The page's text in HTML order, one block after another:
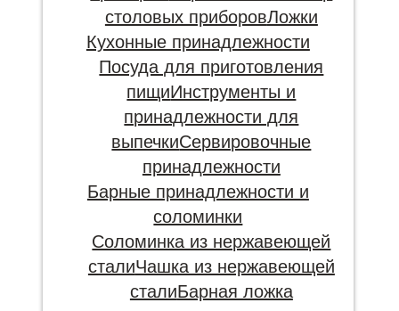
столовых приборовЛожки
Кухонные принадлежности
Посуда для приготовления
пищиИнструменты и
принадлежности для
выпечкиСервировочные
принадлежности
Барные принадлежности и
соломинки
Соломинка из нержавеющей
сталиЧашка из нержавеющей
сталиБарная ложка